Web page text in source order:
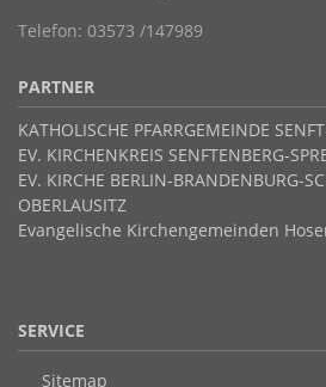
Telefon: 03573 /147989
PARTNER
KATHOLISCHE PFARRGEMEINDE
EV. KIRCHENKREIS SENFTENBERG-
EV. KIRCHE BERLIN-BRANDENBURG-
OBERLAUSITZ
Evangelische Kirchengemeinden
SERVICE
Sitemap